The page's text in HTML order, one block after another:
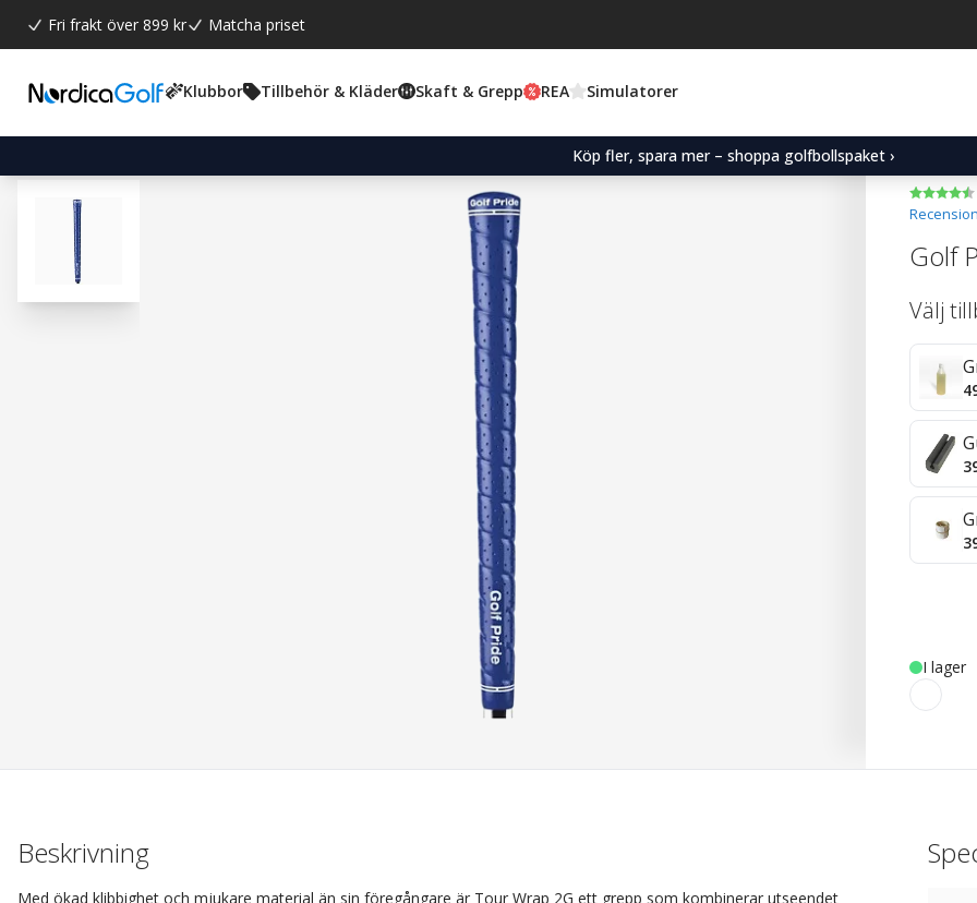
Fri frakt över 899 kr Matcha priset
Klubbor Tillbehör & Kläder Skaft & Grepp REA Simulatorer
Köp fler, spara mer – shoppa golfbollspaket ›
Golf
Välj
I lager
Beskrivning
Med ökad klibbighet och mjukare material än sin föregångare är Tour Wrap 2G ett grepp som kombinerar utseendet